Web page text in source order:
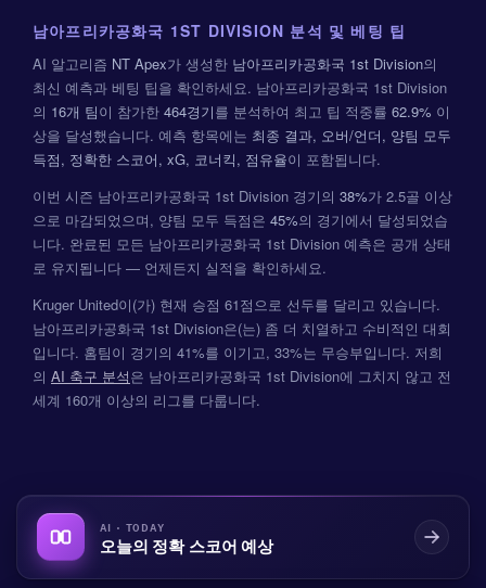
남아프리카공화국 1ST DIVISION 분석 및 베팅 팁
AI 알고리즘 NT Apex가 생성한 남아프리카공화국 1st Division의
최신 예측과 베팅 팁을 확인하세요. 남아프리카공화국 1st Division
의 16개 팀이 참가한 464경기를 분석하여 최고 팁 적중률 62.9% 이
상을 달성했습니다. 예측 항목에는 최종 결과, 오버/언더, 양팀 모두
득점, 정확한 스코어, xG, 코너킥, 점유율이 포함됩니다.
이번 시즌 남아프리카공화국 1st Division 경기의 38%가 2.5골 이상
으로 마감되었으며, 양팀 모두 득점은 45%의 경기에서 달성되었습
니다. 완료된 모든 남아프리카공화국 1st Division 예측은 공개 상태
로 유지됩니다 — 언제든지 실적을 확인하세요.
Kruger United이(가) 현재 승점 61점으로 선두를 달리고 있습니다.
남아프리카공화국 1st Division은(는) 좀 더 치열하고 수비적인 대회
입니다. 홈팀이 경기의 41%를 이기고, 33%는 무승부입니다. 저희
의 AI 축구 분석은 남아프리카공화국 1st Division에 그치지 않고 전
세계 160개 이상의 리그를 다룹니다.
AI · TODAY
오늘의 정확 스코어 예상